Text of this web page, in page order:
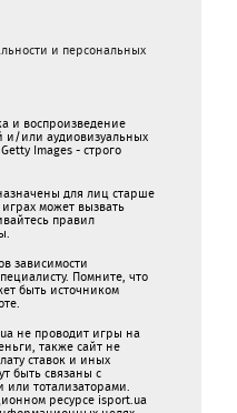
и персональных
и воспроизведение
и/или аудиовизуальных
Images - строго
для лиц старше
играх может вызвать
правил
зависимости
Помните, что
быть источником
не проводит игры на
также сайт не
ставок и иных
быть связаны c
тотализаторами.
ресурсе isport.ua